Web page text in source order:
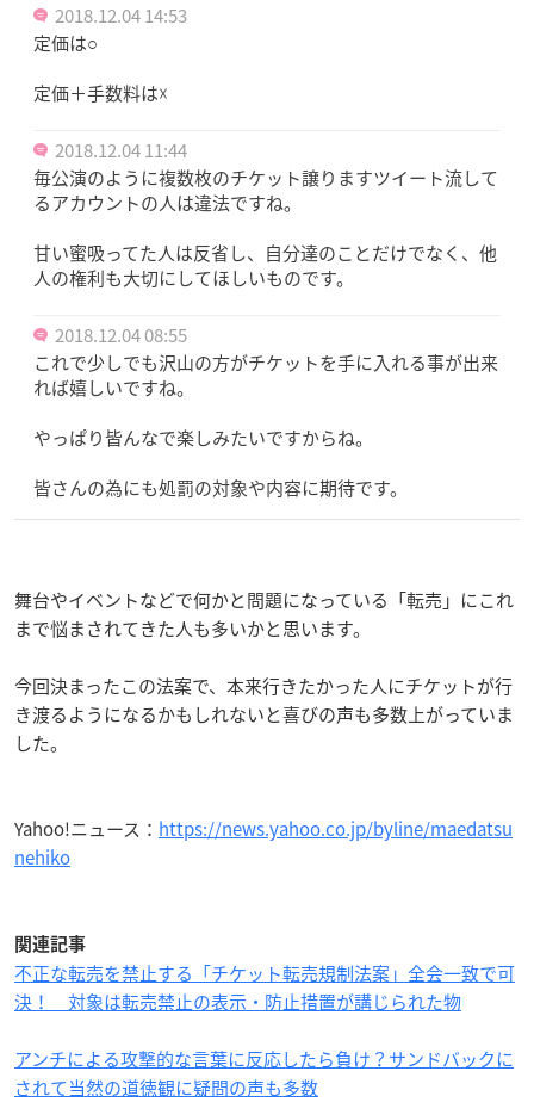
2018.12.04 14:53
定価は○
定価＋手数料は☓
2018.12.04 11:44
毎公演のように複数枚のチケット譲りますツイート流して
るアカウントの人は違法ですね。
甘い蜜吸ってた人は反省し、自分達のことだけでなく、他
人の権利も大切にしてほしいものです。
2018.12.04 08:55
これで少しでも沢山の方がチケットを手に入れる事が出来
れば嬉しいですね。
やっぱり皆んなで楽しみたいですからね。
皆さんの為にも処罰の対象や内容に期待です。
舞台やイベントなどで何かと問題になっている「転売」にこれ
まで悩まされてきた人も多いかと思います。
今回決まったこの法案で、本来行きたかった人にチケットが行
き渡るようになるかもしれないと喜びの声も多数上がっていま
した。
Yahoo!ニュース： https://news.yahoo.co.jp/byline/maedatsu
nehiko
関連記事
不正な転売を禁止する「チケット転売規制法案」全会一致で可
決！ 対象は転売禁止の表示・防止措置が講じられた物
アンチによる攻撃的な言葉に反応したら負け？サンドバックに
されて当然の道徳観に疑問の声も多数